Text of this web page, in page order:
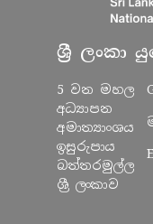
ශ්‍රී ලංකා
5 වන මහල
අධ්‍යාපන
අමාත්‍යාංශය
ඉසුරුපාය
බත්තරමුල්ල
ශ්‍රී ලංකාව